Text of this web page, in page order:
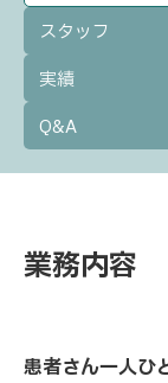
スタッフ
実績
Q&A
業務内容
患者さん一人ひ